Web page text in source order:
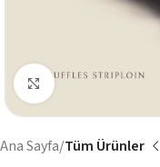
Görüntüyü Büyüt
Ana Sayfa Tüm Ürünler